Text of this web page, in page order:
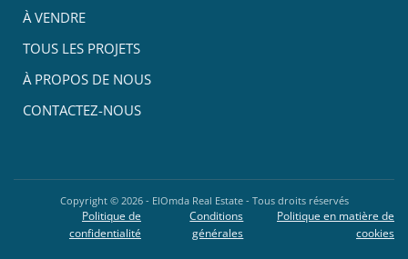
À VENDRE
TOUS LES PROJETS
À PROPOS DE NOUS
CONTACTEZ-NOUS
Copyright © 2026- ElOmda Real Estate - Tous droits réservés
Politique de
confidentialité
Conditions
générales
Politique en matière de
cookies